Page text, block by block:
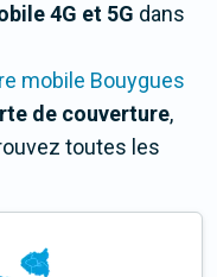
4G et 5G dans
mobile Bouygues
de couverture,
toutes les